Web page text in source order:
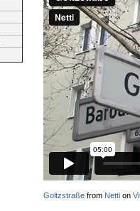
Goltzstraße from Netti on